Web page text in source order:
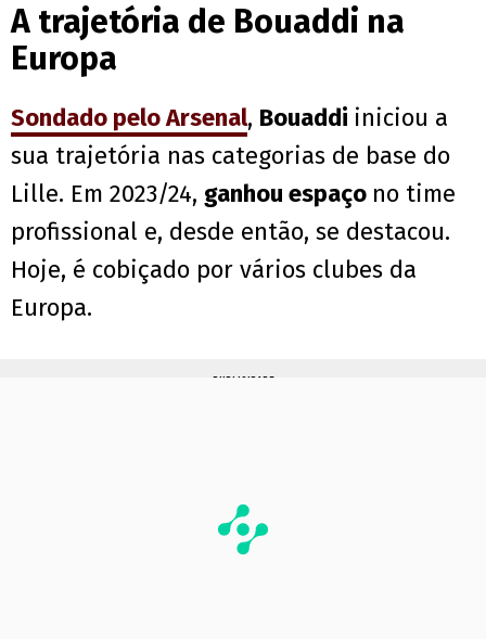
A trajetória de Bouaddi na
Europa
Sondado pelo Arsenal, Bouaddi iniciou a
sua trajetória nas categorias de base do
Lille. Em 2023/24, ganhou espaço no time
profissional e, desde então, se destacou.
Hoje, é cobiçado por vários clubes da
Europa.
PUBLICIDADE